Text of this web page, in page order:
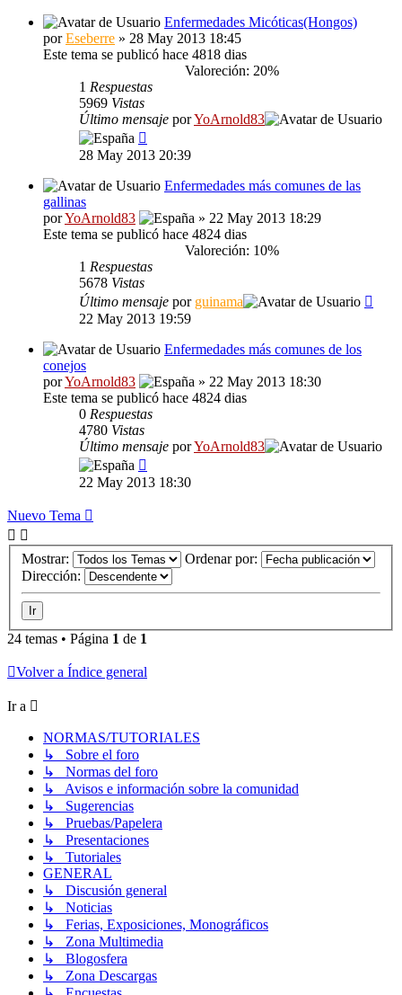
Enfermedades Micóticas(Hongos)
porEseberre » 28 May 2013 18:45
Este tema se publicó hace 4818 dias
Valoreción: 20%
1 Respuestas
5969 Vistas
Último mensaje porYoArnold83
28 May 2013 20:39
Enfermedades más comunes de las
gallinas
porYoArnold83
» 22 May 2013 18:29
Este tema se publicó hace 4824 dias
Valoreción: 10%
1 Respuestas
5678 Vistas
Último mensaje por guinama
22 May 2013 19:59
Enfermedades más comunes de los
conejos
porYoArnold83
» 22 May 2013 18:30
Este tema se publicó hace 4824 dias
0 Respuestas
4780 Vistas
Último mensaje porYoArnold83
22 May 2013 18:30
Nuevo Tema
Mostrar:
Ordenar por:
Dirección:
24 temas • Página 1 de 1
Volver a Índice general
Ir a
NORMAS/TUTORIALES
↳ Sobre el foro
↳ Normas del foro
↳ Avisos e información sobre la comunidad
↳ Sugerencias
↳ Pruebas/Papelera
↳ Presentaciones
↳ Tutoriales
GENERAL
↳ Discusión general
↳ Noticias
↳ Ferias, Exposiciones, Monográficos
↳ Zona Multimedia
↳ Blogosfera
↳ Zona Descargas